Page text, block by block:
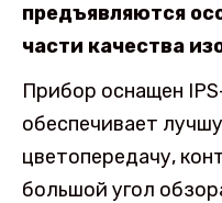
предъявляются
части качества
Прибор оснащен
обеспечивает
цветопередачу,
большой угол